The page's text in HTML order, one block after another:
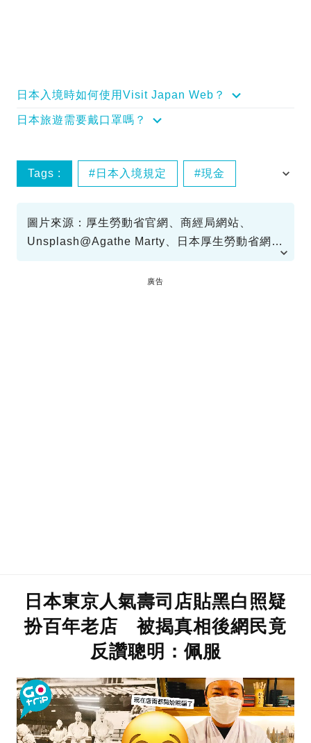
日本入境時如何使用Visit Japan Web？
日本旅遊需要戴口罩嗎？
Tags : 日本入境規定 現金
圖片來源：厚生勞動省官網、商經局網站、
Unsplash@Agathe Marty、日本厚生勞動省網
廣告
日本東京人氣壽司店貼黑白照疑
扮百年老店 被揭真相後網民竟
反讚聰明：佩服